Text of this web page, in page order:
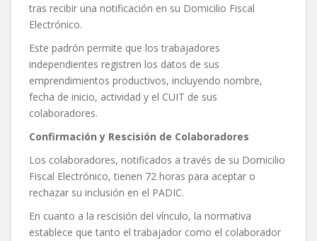
tras recibir una notificación en su Domicilio Fiscal
Electrónico.
Este padrón permite que los trabajadores
independientes registren los datos de sus
emprendimientos productivos, incluyendo nombre,
fecha de inicio, actividad y el CUIT de sus
colaboradores.
Confirmación y Rescisión de Colaboradores
Los colaboradores, notificados a través de su Domicilio
Fiscal Electrónico, tienen 72 horas para aceptar o
rechazar su inclusión en el PADIC.
En cuanto a la rescisión del vínculo, la normativa
establece que tanto el trabajador como el colaborador